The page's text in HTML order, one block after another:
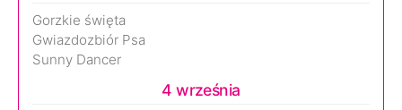
Gorzkie święta
Gwiazdozbiór Psa
Sunny Dancer
4 września